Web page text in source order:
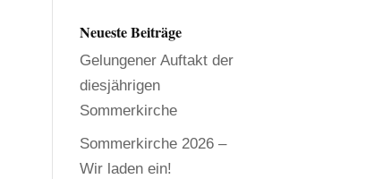
Neueste Beiträge
Gelungener Auftakt der
diesjährigen
Sommerkirche
Sommerkirche 2026 –
Wir laden ein!